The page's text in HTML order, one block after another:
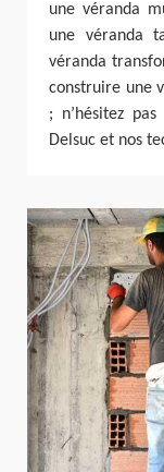
une véranda
une véranda
véranda
construire une
; n’hésitez
Delsuc et nos